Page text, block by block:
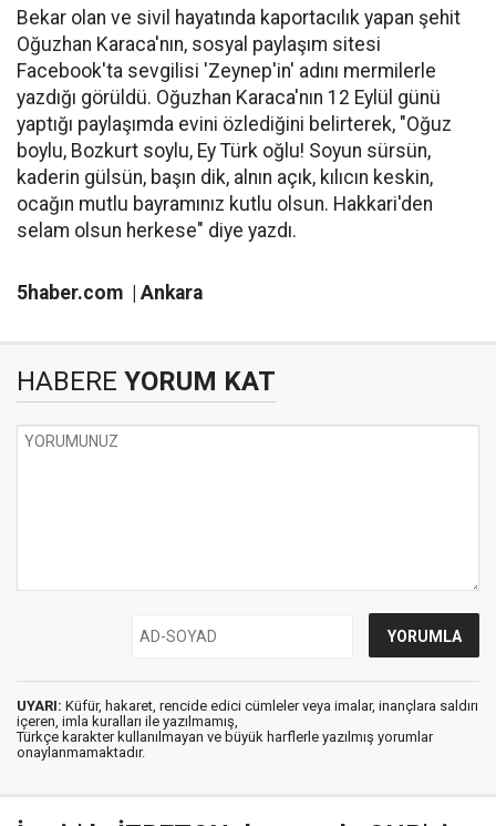
Bekar olan ve sivil hayatında kaportacılık yapan şehit
Oğuzhan Karaca'nın, sosyal paylaşım sitesi
Facebook'ta sevgilisi 'Zeynep'in' adını mermilerle
yazdığı görüldü. Oğuzhan Karaca'nın 12 Eylül günü
yaptığı paylaşımda evini özlediğini belirterek, "Oğuz
boylu, Bozkurt soylu, Ey Türk oğlu! Soyun sürsün,
kaderin gülsün, başın dik, alnın açık, kılıcın keskin,
ocağın mutlu bayramınız kutlu olsun. Hakkari'den
selam olsun herkese" diye yazdı.
5haber.com | Ankara
HABERE YORUM KAT
UYARI: Küfür, hakaret, rencide edici cümleler veya imalar, inançlara saldırı
içeren, imla kuralları ile yazılmamış,
Türkçe karakter kullanılmayan ve büyük harflerle yazılmış yorumlar
onaylanmamaktadır.